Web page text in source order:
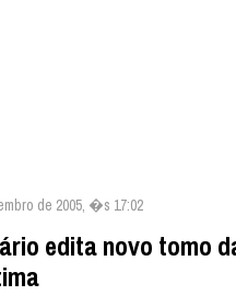
de 2005, �s 17:02
edita novo tomo